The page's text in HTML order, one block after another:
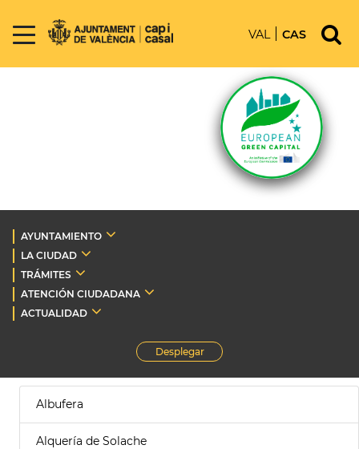
VAL CAS
AYUNTAMIENTO
LA CIUDAD
TRÁMITES
ATENCIÓN CIUDADANA
ACTUALIDAD
Desplegar
Albufera
Alquería de Solache